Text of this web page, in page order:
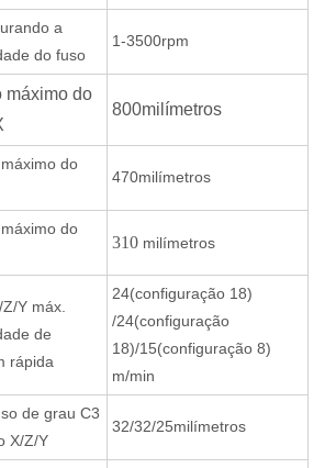
a
do fuso
1-3500rpm
máximo do
800milímetros
do
470milímetros
do
310 milímetros
Y máx.
de
rápida
24(configuração 18)
/24(configuração
18)/15(configuração 8)
m/min
de grau C3
X/Z/Y
32/32/25milímetros